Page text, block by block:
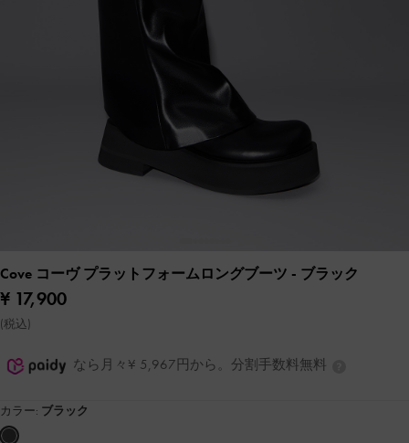
Cove コーヴ プラットフォームロングブーツ - ブラック
¥ 17,900
(税込)
なら月々¥ 5,967円から。分割手数料無料
カラー: ブラック